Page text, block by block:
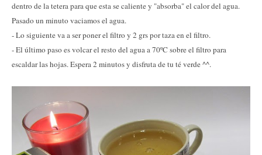
dentro de la tetera para que esta se caliente y "absorba" el calor del agua.
Pasado un minuto vaciamos el agua.
- Lo siguiente va a ser poner el filtro y 2 grs por taza en el filtro.
- El último paso es volcar el resto del agua a 70ºC sobre el filtro para
escaldar las hojas. Espera 2 minutos y disfruta de tu té verde ^^.